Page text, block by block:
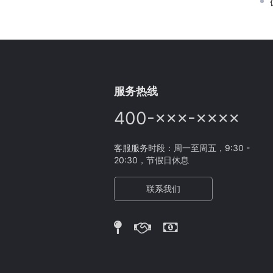
服务热线
400-×××-××××
客服服务时段：周一至周五，9:30 -
20:30，节假日休息
联系我们